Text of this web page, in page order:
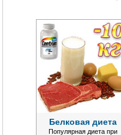
Белковая диета
Популярная диета при